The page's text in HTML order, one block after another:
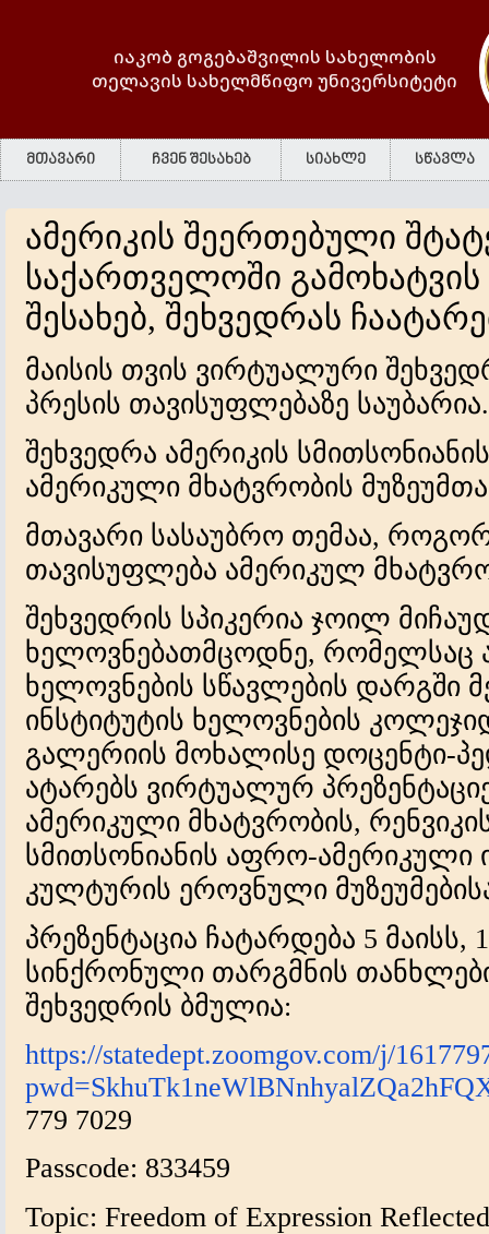
იაკობ გოგებაშვილის სახელობის
თელავის სახელმწიფო უნივერსიტეტი
მთავარი ჩვენ შესახებ სიახლე სწავლა
ამერიკის შეერთებული
საქართველოში
შესახებ, შეხვედრას
მაისის თვის ვირტუალური
პრესის თავისუფლებაზე საუბარია.
შეხვედრა ამერიკის
ამერიკული მხატვრობის
მთავარი სასაუბრო თემაა, როგორ
თავისუფლება ამერიკულ
შეხვედრის სპიკერია ჯოილ
ხელოვნებათმცოდნე, რომელსაც
ხელოვნების სწავლების დარგში
ინსტიტუტის ხელოვნების
გალერიის მოხალისე დოცენტი-
ატარებს ვირტუალურ
ამერიკული მხატვრობის,
სმითსონიანის აფრო-ამერიკული
კულტურის ეროვნული
პრეზენტაცია ჩატარდება 5 მაისს,
სინქრონული თარგმნის
შეხვედრის ბმულია:
https://statedept.zoomgov.com/j/
779 7029
Passcode: 833459
Topic: Freedom of Expression